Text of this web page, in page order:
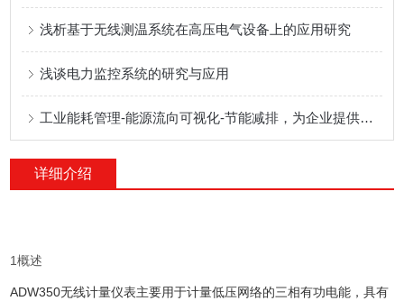
浅析基于无线测温系统在高压电气设备上的应用研究
浅谈电力监控系统的研究与应用
工业能耗管理-能源流向可视化-节能减排，为企业提供一站式能效管理方案
详细介绍
1概述
ADW350无线计量仪表主要用于计量低压网络的三相有功电能，具有